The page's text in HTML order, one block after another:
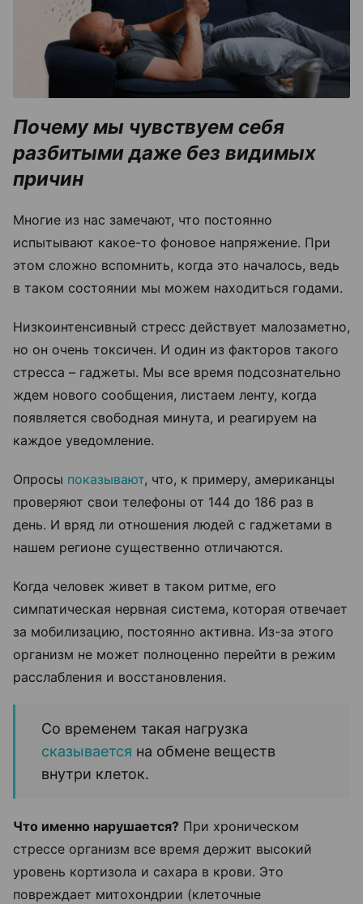
Почему мы чувствуем себя
разбитыми даже без видимых
причин
Многие из нас замечают, что постоянно
испытывают какое-то фоновое напряжение. При
этом сложно вспомнить, когда это началось, ведь
в таком состоянии мы можем находиться годами.
Низкоинтенсивный стресс действует малозаметно,
но он очень токсичен. И один из факторов такого
стресса – гаджеты. Мы все время подсознательно
ждем нового сообщения, листаем ленту, когда
появляется свободная минута, и реагируем на
каждое уведомление.
Опросы показывают, что, к примеру, американцы
проверяют свои телефоны от 144 до 186 раз в
день. И вряд ли отношения людей с гаджетами в
нашем регионе существенно отличаются.
Когда человек живет в таком ритме, его
симпатическая нервная система, которая отвечает
за мобилизацию, постоянно активна. Из-за этого
организм не может полноценно перейти в режим
расслабления и восстановления.
Со временем такая нагрузка
сказывается на обмене веществ
внутри клеток.
Что именно нарушается? При хроническом
стрессе организм все время держит высокий
уровень кортизола и сахара в крови. Это
повреждает митохондрии (клеточные